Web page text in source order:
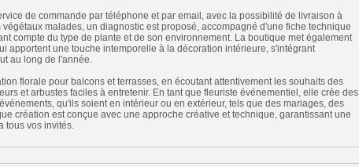
de commande par téléphone et par email, avec la possibilité de livraison à
malades, un diagnostic est proposé, accompagné d'une fiche technique
compte du type de plante et de son environnement. La boutique met également
apportent une touche intemporelle à la décoration intérieure, s'intégrant
au long de l'année.
florale pour balcons et terrasses, en écoutant attentivement les souhaits des
et arbustes faciles à entretenir. En tant que fleuriste événementiel, elle crée des
qu'ils soient en intérieur ou en extérieur, tels que des mariages, des
création est conçue avec une approche créative et technique, garantissant une
tous vos invités.